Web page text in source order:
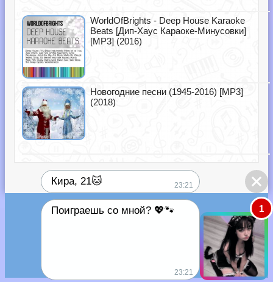
WorldOfBrights - Deep House Karaoke
Beats [Дип-Хаус Караоке-Минусовки]
[MP3] (2016)
Новогодние песни (1945-2016) [MP3]
(2018)
Кира, 21🐱 23:21
Поиграешь со мной? 💖🐾
23:21
1